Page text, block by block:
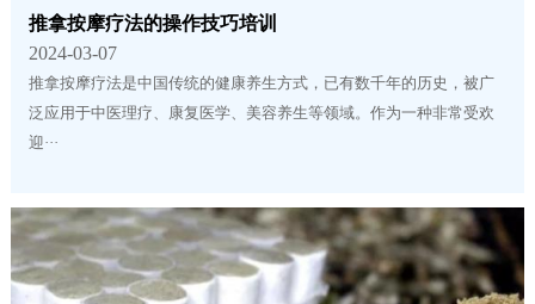
推拿按摩疗法的操作技巧培训
2024-03-07
推拿按摩疗法是中国传统的健康养生方式，已有数千年的历史，被广
泛应用于中医理疗、康复医学、美容养生等领域。作为一种非常受欢
迎···